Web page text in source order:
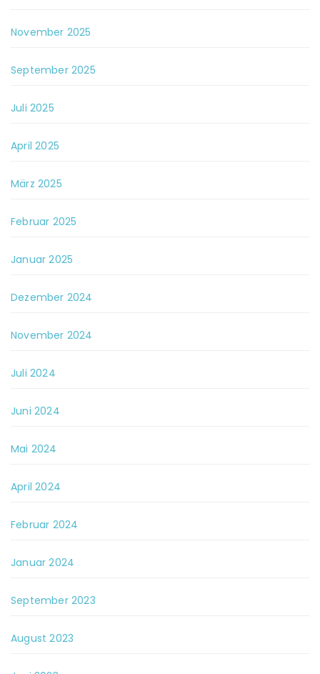
November 2025
September 2025
Juli 2025
April 2025
März 2025
Februar 2025
Januar 2025
Dezember 2024
November 2024
Juli 2024
Juni 2024
Mai 2024
April 2024
Februar 2024
Januar 2024
September 2023
August 2023